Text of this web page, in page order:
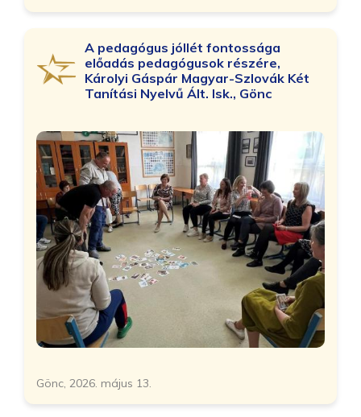
A pedagógus jóllét fontossága
előadás pedagógusok részére,
Károlyi Gáspár Magyar-Szlovák Két
Tanítási Nyelvű Ált. Isk., Gönc
Gönc, 2026. május 13.